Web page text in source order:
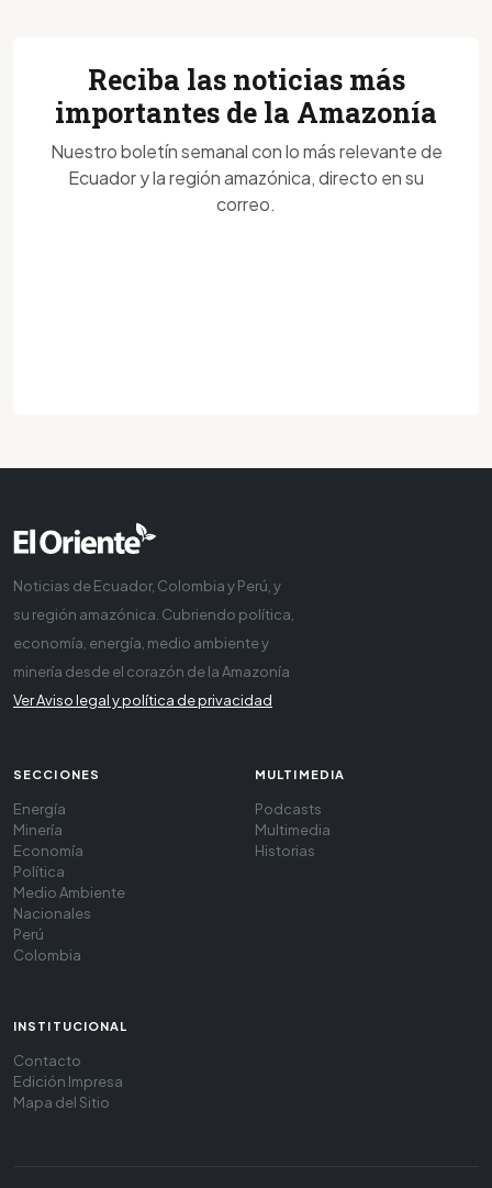
Reciba las noticias más
importantes de la Amazonía
Nuestro boletín semanal con lo más relevante de
Ecuador y la región amazónica, directo en su
correo.
Noticias de Ecuador, Colombia y Perú, y
su región amazónica. Cubriendo política,
economía, energía, medio ambiente y
minería desde el corazón de la Amazonía
Ver Aviso legal y política de privacidad
SECCIONES
Energía
Minería
Economía
Política
Medio Ambiente
Nacionales
Perú
Colombia
MULTIMEDIA
Podcasts
Multimedia
Historias
INSTITUCIONAL
Contacto
Edición Impresa
Mapa del Sitio